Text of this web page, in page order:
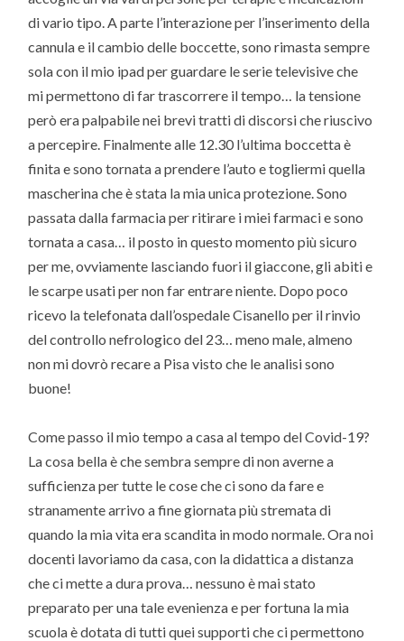
di vario tipo. A parte l’interazione per l’inserimento della
cannula e il cambio delle boccette, sono rimasta sempre
sola con il mio ipad per guardare le serie televisive che
mi permettono di far trascorrere il tempo… la tensione
però era palpabile nei brevi tratti di discorsi che riuscivo
a percepire. Finalmente alle 12.30 l’ultima boccetta è
finita e sono tornata a prendere l’auto e togliermi quella
mascherina che è stata la mia unica protezione. Sono
passata dalla farmacia per ritirare i miei farmaci e sono
tornata a casa… il posto in questo momento più sicuro
per me, ovviamente lasciando fuori il giaccone, gli abiti e
le scarpe usati per non far entrare niente. Dopo poco
ricevo la telefonata dall’ospedale Cisanello per il rinvio
del controllo nefrologico del 23… meno male, almeno
non mi dovrò recare a Pisa visto che le analisi sono
buone!
Come passo il mio tempo a casa al tempo del Covid-19?
La cosa bella è che sembra sempre di non averne a
sufficienza per tutte le cose che ci sono da fare e
stranamente arrivo a fine giornata più stremata di
quando la mia vita era scandita in modo normale. Ora noi
docenti lavoriamo da casa, con la didattica a distanza
che ci mette a dura prova… nessuno è mai stato
preparato per una tale evenienza e per fortuna la mia
scuola è dotata di tutti quei supporti che ci permettono